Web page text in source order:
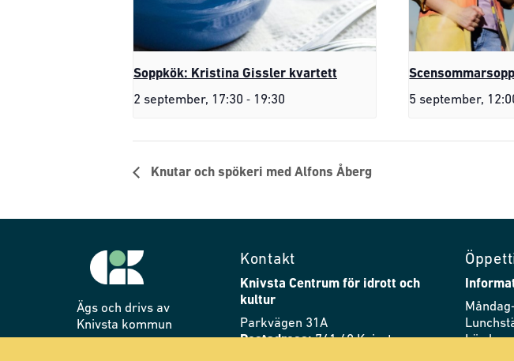
Soppkök: Kristina Gissler kvartett
2 september, 17:30 - 19:30
5 september,
Knutar och spökeri med Alfons Åberg
Ägs och drivs av
Knivsta kommun
Kontakt
Knivsta Centrum för idrott och
kultur
Parkvägen 31A
Postadress:741 40 Knivsta